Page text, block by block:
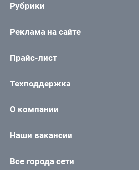
Рубрики
Реклама на сайте
Прайс-лист
Техподдержка
О компании
Наши вакансии
Все города сети